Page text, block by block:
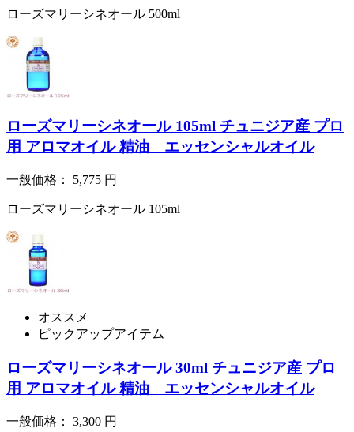
ローズマリーシネオール 500ml
ローズマリーシネオール 105ml チュニジア産 プロ
用 アロマオイル 精油 エッセンシャルオイル
一般価格： 5,775 円
ローズマリーシネオール 105ml
オススメ
ピックアップアイテム
ローズマリーシネオール 30ml チュニジア産 プロ
用 アロマオイル 精油 エッセンシャルオイル
一般価格： 3,300 円